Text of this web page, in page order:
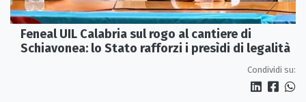
Feneal UIL Calabria sul rogo al cantiere di
Schiavonea: lo Stato rafforzi i presìdi di legalità
Condividi su: